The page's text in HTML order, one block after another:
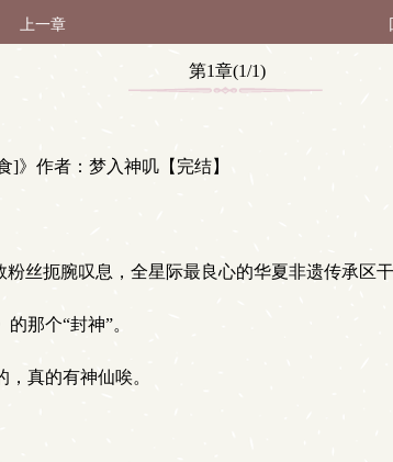
上一章
第1章(1/1)
》作者：梦入神叽【完结】
丝扼腕叹息，全星际最良心的华夏非遗传承区
那个“封神”。
真的有神仙唉。